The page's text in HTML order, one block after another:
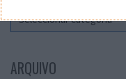
ARQUIVO